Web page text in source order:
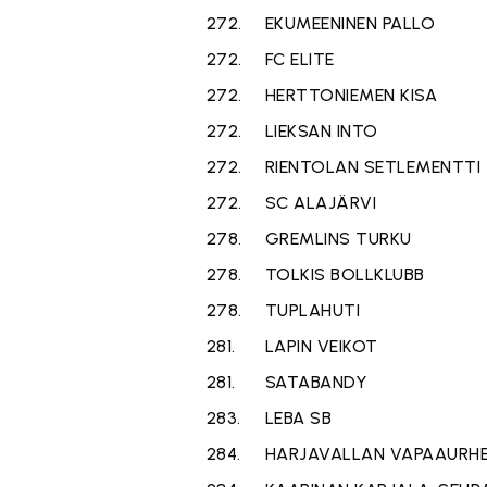
272.
EKUMEENINEN PALLO
272.
FC ELITE
272.
HERTTONIEMEN KISA
272.
LIEKSAN INTO
272.
RIENTOLAN SETLEMENTTI
272.
SC ALAJÄRVI
278.
GREMLINS TURKU
278.
TOLKIS BOLLKLUBB
278.
TUPLAHUTI
281.
LAPIN VEIKOT
281.
SATABANDY
283.
LEBA SB
284.
HARJAVALLAN